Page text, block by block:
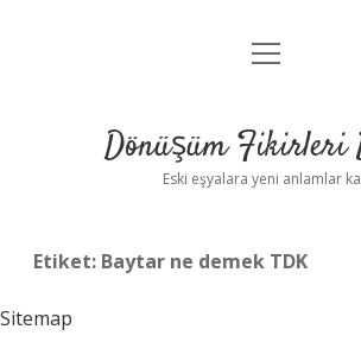
Anasayfa
Yasal Uyarı
menüyü
Dönüşüm Fikirleri
Eski eşyalara yeni anlamlar
Etiket: Baytar ne demek TDK
Sitemap